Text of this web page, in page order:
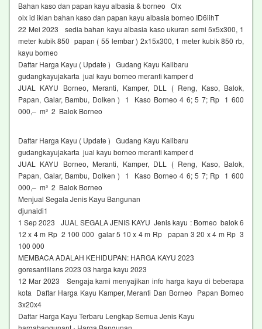
Bahan kaso dan papan kayu albasia & borneo Olx
olx id iklan bahan kaso dan papan kayu albasia borneo ID6iihT
22 Mei 2023 sedia bahan kayu albasia kaso ukuran semi 5x5x300, 1
meter kubik 850 papan ( 55 lembar ) 2x15x300, 1 meter kubik 850 rb,
kayu borneo
Daftar Harga Kayu ( Update ) Gudang Kayu Kalibaru
gudangkayujakarta jual kayu borneo meranti kamper d
JUAL KAYU Borneo, Meranti, Kamper, DLL ( Reng, Kaso, Balok,
Papan, Galar, Bambu, Dolken ) 1 Kaso Borneo 4 6; 5 7; Rp 1 600
000,– m³ 2 Balok Borneo
Daftar Harga Kayu ( Update ) Gudang Kayu Kalibaru
gudangkayujakarta jual kayu borneo meranti kamper d
JUAL KAYU Borneo, Meranti, Kamper, DLL ( Reng, Kaso, Balok,
Papan, Galar, Bambu, Dolken ) 1 Kaso Borneo 4 6; 5 7; Rp 1 600
000,– m³ 2 Balok Borneo
Menjual Segala Jenis Kayu Bangunan
djunaidi1
1 Sep 2023 JUAL SEGALA JENIS KAYU Jenis kayu : Borneo balok 6
12 x 4 m Rp 2 100 000 galar 5 10 x 4 m Rp papan 3 20 x 4 m Rp 3
100 000
MEMBACA ADALAH KEHIDUPAN: HARGA KAYU 2023
goresanfillans 2023 03 harga kayu 2023
12 Mar 2023 Sengaja kami menyajikan info harga kayu di beberapa
kota Daftar Harga Kayu Kamper, Meranti Dan Borneo Papan Borneo
3x20x4
Daftar Harga Kayu Terbaru Lengkap Semua Jenis Kayu